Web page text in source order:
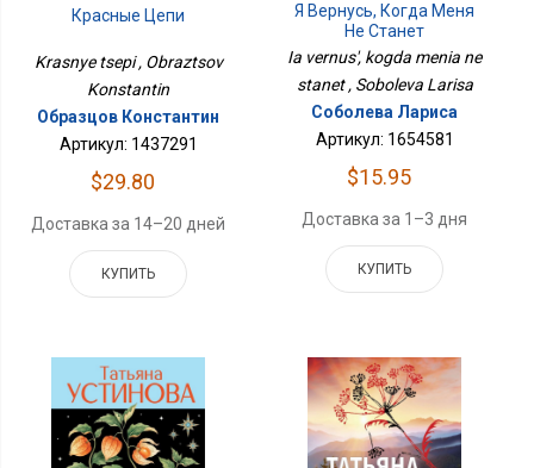
Красные Цепи
Krasnye tsepi , Obraztsov
Konstantin
Образцов Константин
Артикул: 1437291
$29.80
Доставка за 14–20 дней
КУПИТЬ
Я Вернусь, Когда Меня
Не Станет
Ia vernus', kogda menia ne
stanet , Soboleva Larisa
Соболева Лариса
Артикул: 1654581
$15.95
Доставка за 1–3 дня
КУПИТЬ